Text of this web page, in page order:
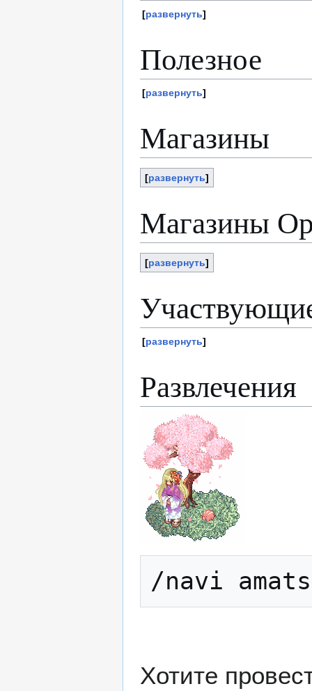
развернуть
Полезное
развернуть
Магазины
развернуть
Магазины
развернуть
развернуть
Развлечения
Хотите